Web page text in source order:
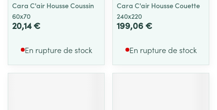
Cara C'air Housse Coussin
60x70
20,14 €
En rupture de stock
Cara C'air Housse Couette
240x220
199,06 €
En rupture de stock